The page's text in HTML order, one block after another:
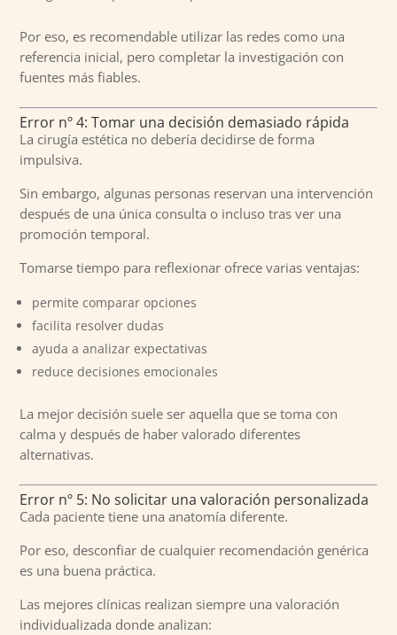
Por eso, es recomendable utilizar las redes como una
referencia inicial, pero completar la investigación con
fuentes más fiables.
Error nº 4: Tomar una decisión demasiado rápida
La cirugía estética no debería decidirse de forma
impulsiva.
Sin embargo, algunas personas reservan una intervención
después de una única consulta o incluso tras ver una
promoción temporal.
Tomarse tiempo para reflexionar ofrece varias ventajas:
permite comparar opciones
facilita resolver dudas
ayuda a analizar expectativas
reduce decisiones emocionales
La mejor decisión suele ser aquella que se toma con
calma y después de haber valorado diferentes
alternativas.
Error nº 5: No solicitar una valoración personalizada
Cada paciente tiene una anatomía diferente.
Por eso, desconfiar de cualquier recomendación genérica
es una buena práctica.
Las mejores clínicas realizan siempre una valoración
individualizada donde analizan: